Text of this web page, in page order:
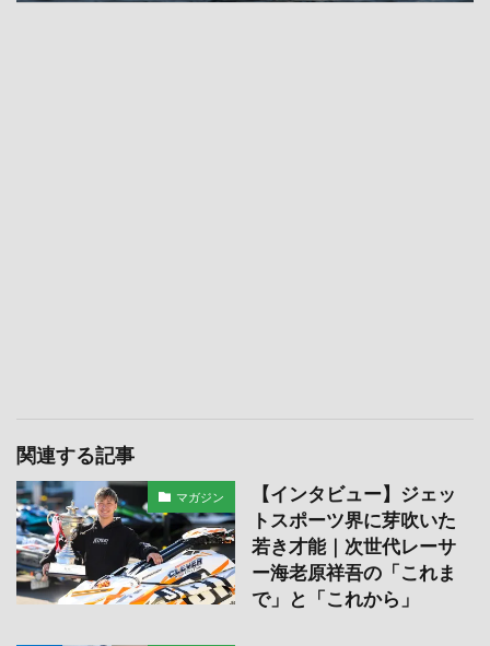
関連する記事
マガジン
【インタビュー】ジェッ
トスポーツ界に芽吹いた
若き才能｜次世代レーサ
ー海老原祥吾の「これま
で」と「これから」